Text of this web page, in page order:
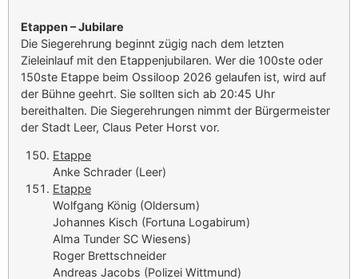
Etappen – Jubilare
Die Siegerehrung beginnt zügig nach dem letzten
Zieleinlauf mit den Etappenjubilaren. Wer die 100ste oder
150ste Etappe beim Ossiloop 2026 gelaufen ist, wird auf
der Bühne geehrt. Sie sollten sich ab 20:45 Uhr
bereithalten. Die Siegerehrungen nimmt der Bürgermeister
der Stadt Leer, Claus Peter Horst vor.
Etappe
Anke Schrader (Leer)
Etappe
Wolfgang König (Oldersum)
Johannes Kisch (Fortuna Logabirum)
Alma Tunder SC Wiesens)
Roger Brettschneider
Andreas Jacobs (Polizei Wittmund)